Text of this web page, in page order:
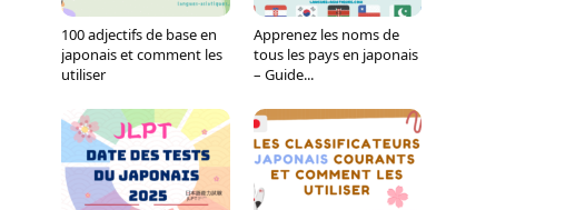
100 adjectifs de base en
japonais et comment les
utiliser
Apprenez les noms de
tous les pays en japonais
– Guide...